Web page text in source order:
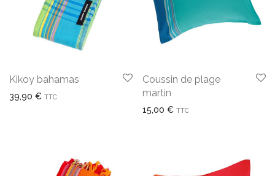
Kikoy bahamas
39,90 € TTC
Coussin de plage
martin
15,00 € TTC